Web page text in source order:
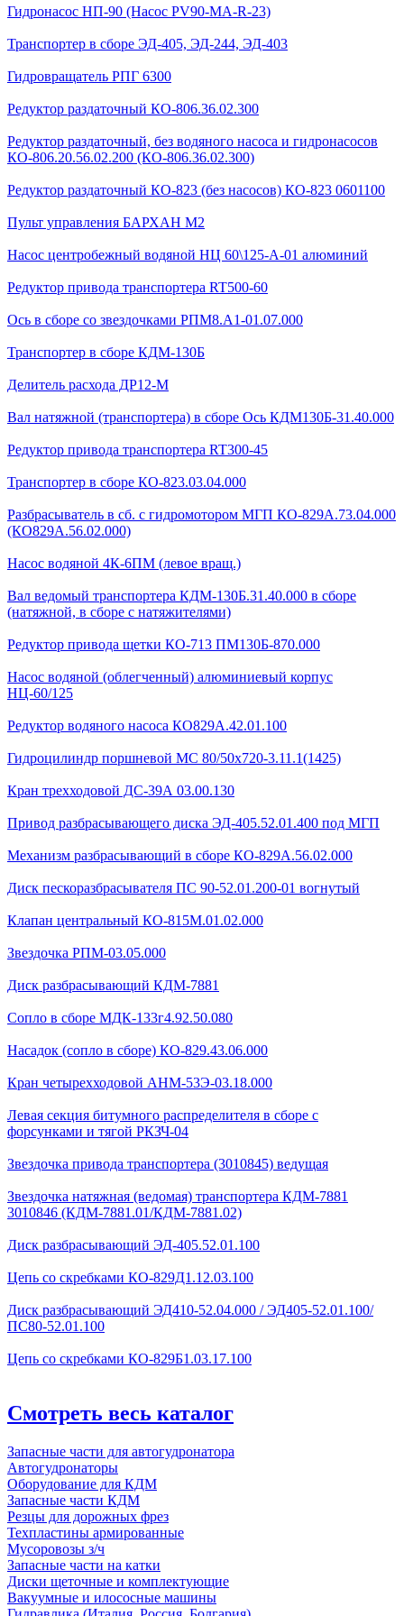
Гидронасос НП-90 (Насос PV90-MA-R-23)
Транспортер в сборе ЭД-405, ЭД-244, ЭД-403
Гидровращатель РПГ 6300
Редуктор раздаточный КО-806.36.02.300
Редуктор раздаточный, без водяного насоса и гидронасосов
КО-806.20.56.02.200 (КО-806.36.02.300)
Редуктор раздаточный КО-823 (без насосов) КО-823 0601100
Пульт управления БАРХАН М2
Насос центробежный водяной НЦ 60\125-А-01 алюминий
Редуктор привода транспортера RT500-60
Ось в сборе со звездочками РПМ8.А1-01.07.000
Транспортер в сборе КДМ-130Б
Делитель расхода ДР12-М
Вал натяжной (транспортера) в сборе Ось КДМ130Б-31.40.000
Редуктор привода транспортера RT300-45
Транспортер в сборе КО-823.03.04.000
Разбрасыватель в сб. с гидромотором МГП КО-829А.73.04.000
(КО829А.56.02.000)
Насос водяной 4К-6ПМ (левое вращ.)
Вал ведомый транспортера КДМ-130Б.31.40.000 в сборе
(натяжной, в сборе с натяжителями)
Редуктор привода щетки КО-713 ПМ130Б-870.000
Насос водяной (облегченный) алюминиевый корпус
НЦ-60/125
Редуктор водяного насоса КО829А.42.01.100
Гидроцилиндр поршневой МС 80/50х720-3.11.1(1425)
Кран трехходовой ДС-39А 03.00.130
Привод разбрасывающего диска ЭД-405.52.01.400 под МГП
Механизм разбрасывающий в сборе КО-829А.56.02.000
Диск пескоразбрасывателя ПС 90-52.01.200-01 вогнутый
Клапан центральный КО-815М.01.02.000
Звездочка РПМ-03.05.000
Диск разбрасывающий КДМ-7881
Сопло в сборе МДК-133г4.92.50.080
Насадок (сопло в сборе) КО-829.43.06.000
Кран четырехходовой AHМ-53Э-03.18.000
Левая секция битумного распределителя в сборе с
форсунками и тягой РКЗЧ-04
Звездочка привода транспортера (3010845) ведущая
Звездочка натяжная (ведомая) транспортера КДМ-7881
3010846 (КДМ-7881.01/КДМ-7881.02)
Диск разбрасывающий ЭД-405.52.01.100
Цепь со скребками КО-829Д1.12.03.100
Диск разбрасывающий ЭД410-52.04.000 / ЭД405-52.01.100/
ПС80-52.01.100
Цепь со скребками КО-829Б1.03.17.100
Смотреть весь каталог
Запасные части для автогудронатора
Автогудронаторы
Оборудование для КДМ
Запасные части КДМ
Резцы для дорожных фрез
Техпластины армированные
Мусоровозы з/ч
Запасные части на катки
Диски щеточные и комплектующие
Вакуумные и илососные машины